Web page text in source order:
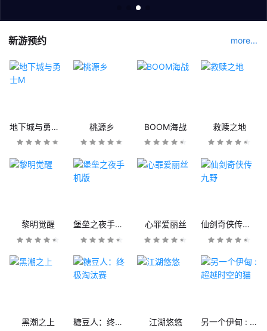
新游预约 more...
地下城与勇士M 桃源乡 BOOM海战 救赎之地
黎明觉醒 堡垒之夜手机版 心罪爱丽丝 仙剑奇侠传九野
黑潮之上 糖豆人：终极淘汰赛 江湖悠悠 另一个伊甸 : 超越时空的猫